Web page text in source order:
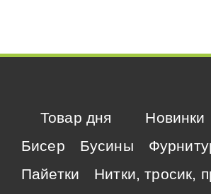
Товар дня Новинки
Бисер
Бусины
Пайетки
Нитки, тросик,